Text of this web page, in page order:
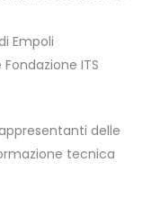
Empoli
ITS
delle
tecnica